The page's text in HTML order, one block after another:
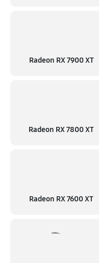
Radeon RX 7900 XT
Radeon RX 7800 XT
Radeon RX 7600 XT